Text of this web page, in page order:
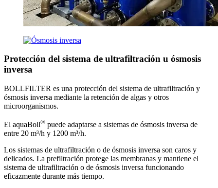
Protección del sistema de ultrafiltración u ósmosis
inversa
BOLLFILTER es una protección del sistema de ultrafiltración y
ósmosis inversa mediante la retención de algas y otros
microorganismos.
El aquaBoll® puede adaptarse a sistemas de ósmosis inversa de
entre 20 m³/h y 1200 m³/h.
Los sistemas de ultrafiltración o de ósmosis inversa son caros y
delicados. La prefiltración protege las membranas y mantiene el
sistema de ultrafiltración o de ósmosis inversa funcionando
eficazmente durante más tiempo.